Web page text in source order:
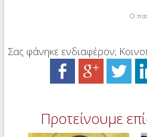
Ο
Σας φάνηκε ενδιαφέρον;
Προτείνουμε